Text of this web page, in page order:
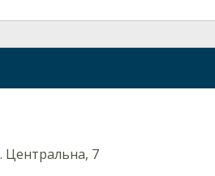
Центральна, 7